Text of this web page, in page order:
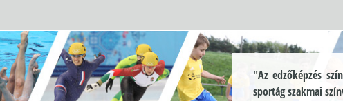
"Az edzőképzés
sportág szakmai